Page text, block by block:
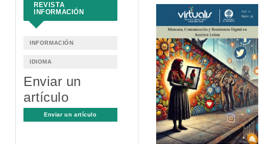
REVISTA
INFORMACIÓN
INFORMACIÓN
IDIOMA
Enviar un
artículo
Enviar un artículo